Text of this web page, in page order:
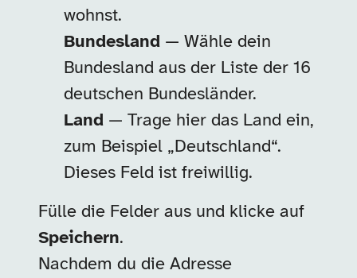
wohnst.
Bundesland — Wähle dein
Bundesland aus der Liste der 16
deutschen Bundesländer.
Land — Trage hier das Land ein,
zum Beispiel „Deutschland“.
Dieses Feld ist freiwillig.
Fülle die Felder aus und klicke auf
Speichern.
Nachdem du die Adresse